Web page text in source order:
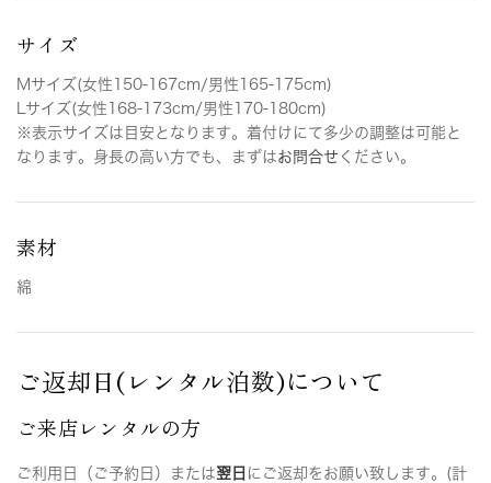
サイズ
Mサイズ(女性150-167cm/男性165-175cm)
Lサイズ(女性168-173cm/男性170-180cm)
※表示サイズは目安となります。着付けにて多少の調整は可能と
なります。身長の高い方でも、まずはお問合せ ください。
素材
綿
ご返却日(レンタル泊数)について
ご来店レンタルの方
ご利用日（ご予約日）または翌日 にご返却をお願い致します。(計